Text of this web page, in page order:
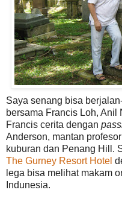
Saya senang bisa
bersama Francis Loh, Anil
Francis cerita dengan
Anderson, mantan
kuburan dan Penang Hill.
The Gurney Resort Hotel
lega bisa melihat makam
Indunesia.